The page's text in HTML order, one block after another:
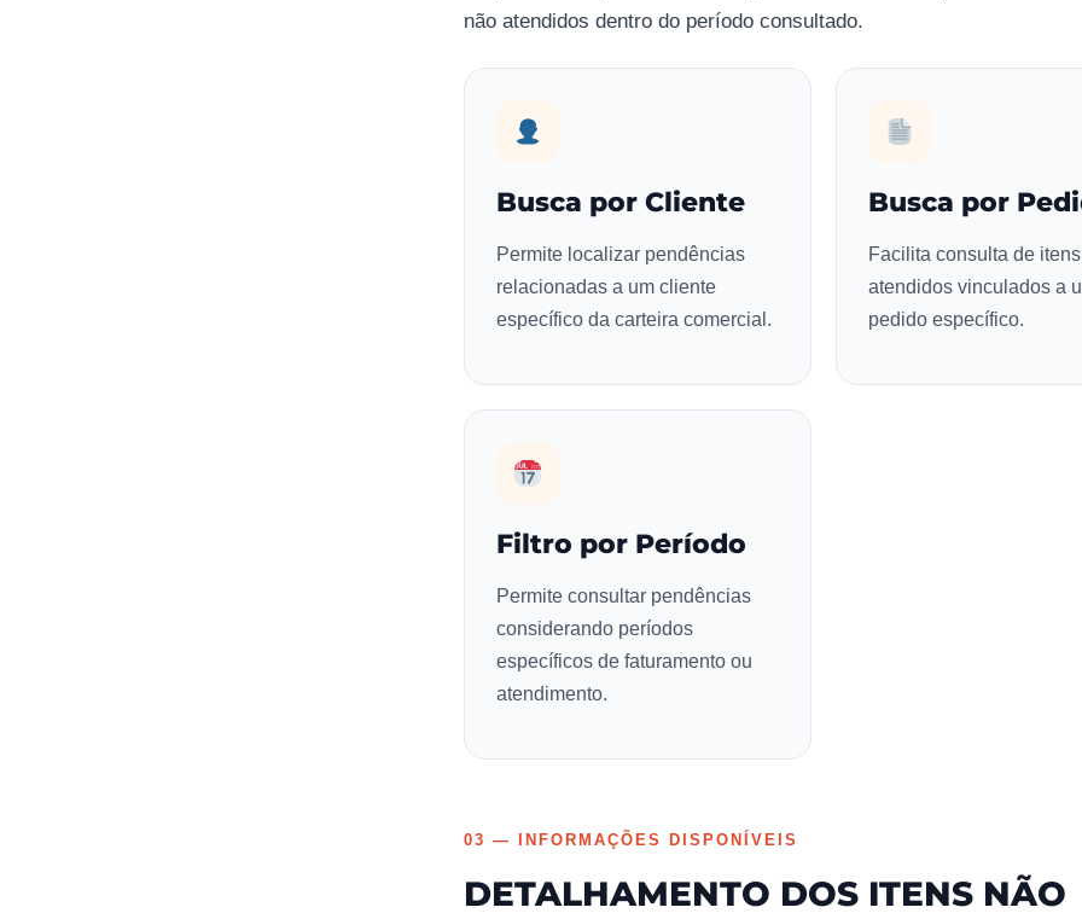
não atendidos dentro do período consultado.
Busca por Cliente
Permite localizar pendências
relacionadas a um cliente
específico da carteira comercial.
Busca por
Facilita consulta de
atendidos vinculados a
pedido específico.
Filtro por Período
Permite consultar pendências
considerando períodos
específicos de faturamento ou
atendimento.
03 — INFORMAÇÕES DISPONÍVEIS
DETALHAMENTO DOS ITENS NÃO